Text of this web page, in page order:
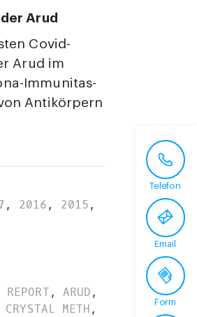
Arud
Covid-
Arud im
Immunitas-
Antikörpern
, 2016, 2015,
REPORT, ARUD,
CRYSTAL METH,
Telefon
Email
Form